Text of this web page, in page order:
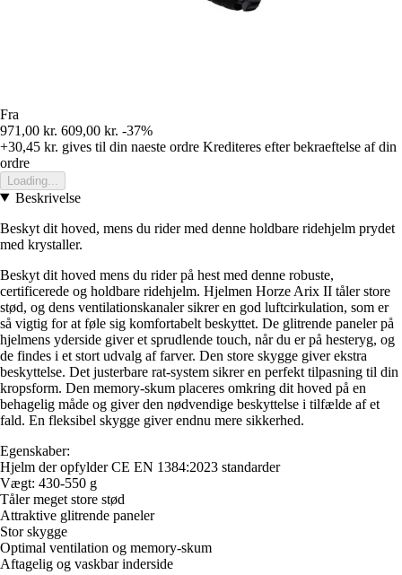
Fra
971,00 kr. 609,00 kr. -37%
+30,45 kr. gives til din naeste ordre Krediteres efter bekraeftelse af din
ordre
Loading...
Beskrivelse
Beskyt dit hoved, mens du rider med denne holdbare ridehjelm prydet
med krystaller.
Beskyt dit hoved mens du rider på hest med denne robuste,
certificerede og holdbare ridehjelm. Hjelmen Horze Arix II tåler store
stød, og dens ventilationskanaler sikrer en god luftcirkulation, som er
så vigtig for at føle sig komfortabelt beskyttet. De glitrende paneler på
hjelmens yderside giver et sprudlende touch, når du er på hesteryg, og
de findes i et stort udvalg af farver. Den store skygge giver ekstra
beskyttelse. Det justerbare rat-system sikrer en perfekt tilpasning til din
kropsform. Den memory-skum placeres omkring dit hoved på en
behagelig måde og giver den nødvendige beskyttelse i tilfælde af et
fald. En fleksibel skygge giver endnu mere sikkerhed.
Egenskaber:
Hjelm der opfylder CE EN 1384:2023 standarder
Vægt: 430-550 g
Tåler meget store stød
Attraktive glitrende paneler
Stor skygge
Optimal ventilation og memory-skum
Aftagelig og vaskbar inderside